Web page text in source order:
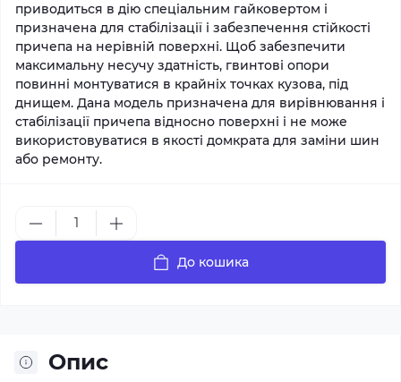
приводиться в дію спеціальним гайковертом і
призначена для стабілізації і забезпечення стійкості
причепа на нерівній поверхні. Щоб забезпечити
максимальну несучу здатність, гвинтові опори
повинні монтуватися в крайніх точках кузова, під
днищем. Дана модель призначена для вирівнювання і
стабілізації причепа відносно поверхні і не може
використовуватися в якості домкрата для заміни шин
або ремонту.
До кошика
Опис